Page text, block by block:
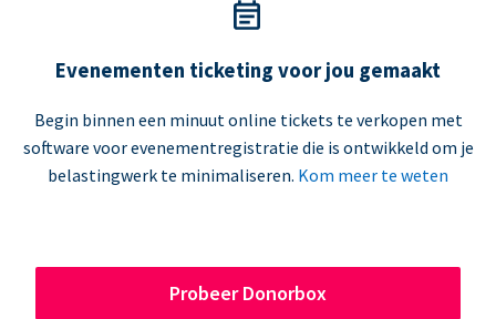
Evenementen ticketing voor jou gemaakt
Begin binnen een minuut online tickets te verkopen met
software voor evenementregistratie die is ontwikkeld om je
belastingwerk te minimaliseren. Kom meer te weten
Probeer Donorbox